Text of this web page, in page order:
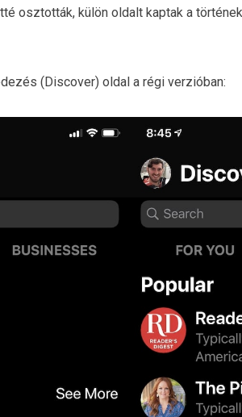
osztották, külön oldalt kaptak a
(Discover) oldal a régi verzióban: